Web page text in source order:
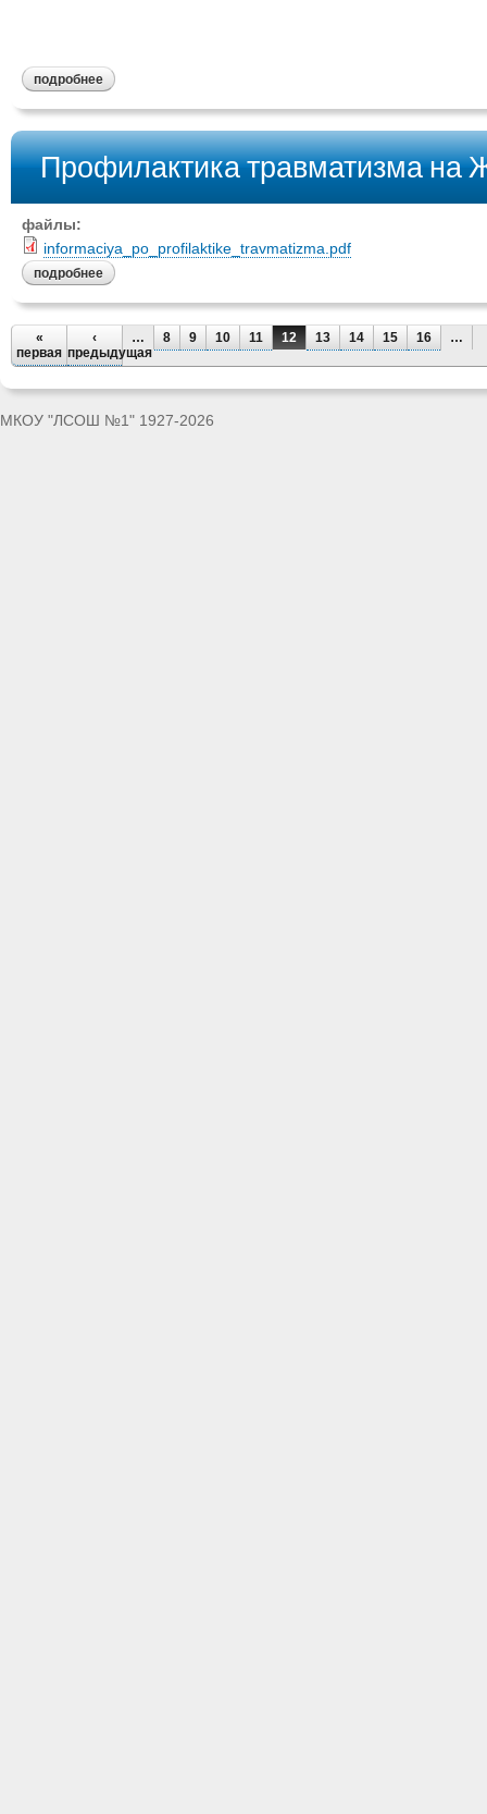
подробнее
Профилактика травматизма на
файлы:
informaciya_po_profilaktike_travmatizma.pdf
подробнее
«
первая
‹
предыдущая
… 8 9 10 11 12 13 14 15 16 …
МКОУ "ЛСОШ №1" 1927-2026